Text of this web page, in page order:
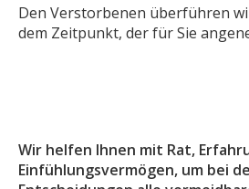
Den Verstorbenen überführen
dem Zeitpunkt, der für Sie
Wir helfen Ihnen mit Rat,
Einfühlungsvermögen, um bei